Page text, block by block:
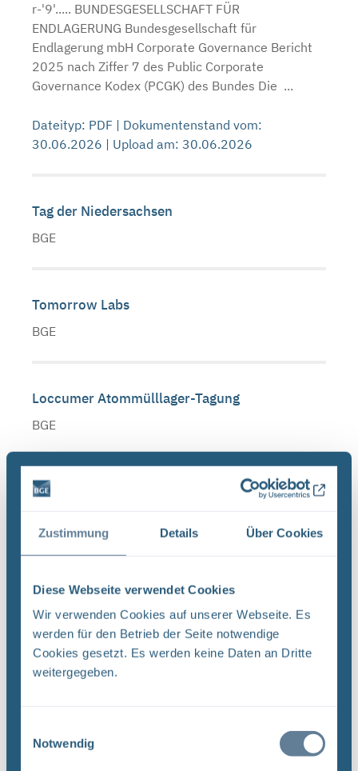
Zustimmung Details Über Cookies
Diese Webseite verwendet Cookies
Wir verwenden Cookies auf unserer Webseite. Es
werden für den Betrieb der Seite notwendige
Cookies gesetzt. Es werden keine Daten an Dritte
weitergegeben.
Notwendig
r-'9'..... BUNDESGESELLSCHAFT FÜR
ENDLAGERUNG Bundesgesellschaft für
Endlagerung mbH Corporate Governance Bericht
2025 nach Ziffer 7 des Public Corporate
Governance Kodex (PCGK) des Bundes Die ...
Dateityp: PDF | Dokumentenstand vom:
30.06.2026 | Upload am: 30.06.2026
Tag der Niedersachsen
BGE
Tomorrow Labs
BGE
Loccumer Atommülllager-Tagung
BGE
Organigramm_der_BGE_2026.pdf
Geschäftsführung Qualitäts- management QM
Marit Neels Beauftragte Liegenschaften und Archiv
TEK-ET Geowissen- ...
Dateityp: PDF | Upload am: 04.03.2026
Geschäftsführung Qualitäts- management QM